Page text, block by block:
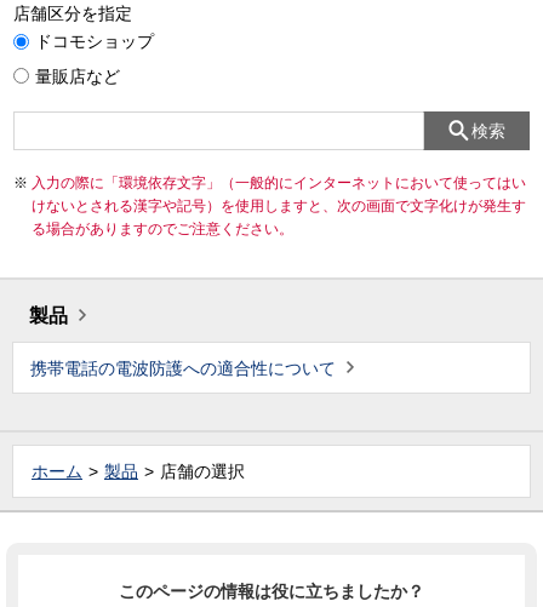
店舗区分を指定
ドコモショップ
量販店など
検索
入力の際に「環境依存文字」（一般的にインターネットにおいて使ってはい
けないとされる漢字や記号）を使用しますと、次の画面で文字化けが発生す
る場合がありますのでご注意ください。
製品
携帯電話の電波防護への適合性について
ホーム 製品 店舗の選択
このページの情報は役に立ちましたか？